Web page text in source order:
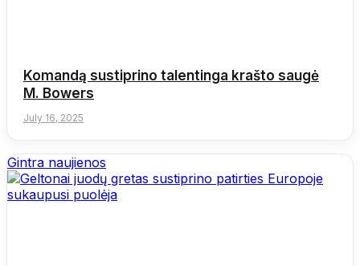
Komandą sustiprino talentinga krašto saugė
M. Bowers
July 16, 2025
Gintra naujienos